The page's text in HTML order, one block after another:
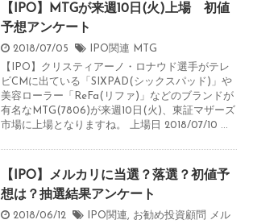
【IPO】MTGが来週10日(火)上場 初値
予想アンケート
2018/07/05 IPO関連
MTG
【IPO】クリスティアーノ・ロナウド選手がテレ
ビCMに出ている「SIXPAD(シックスパッド)」や
美容ローラー「ReFa(リファ)」などのブランドが
有名なMTG(7806)が来週10日(火)、東証マザーズ
市場に上場となりますね。 上場日 2018/07/10 ...
【IPO】メルカリに当選？落選？初値予
想は？抽選結果アンケート
2018/06/12 IPO関連, お勧め投資顧問
メル